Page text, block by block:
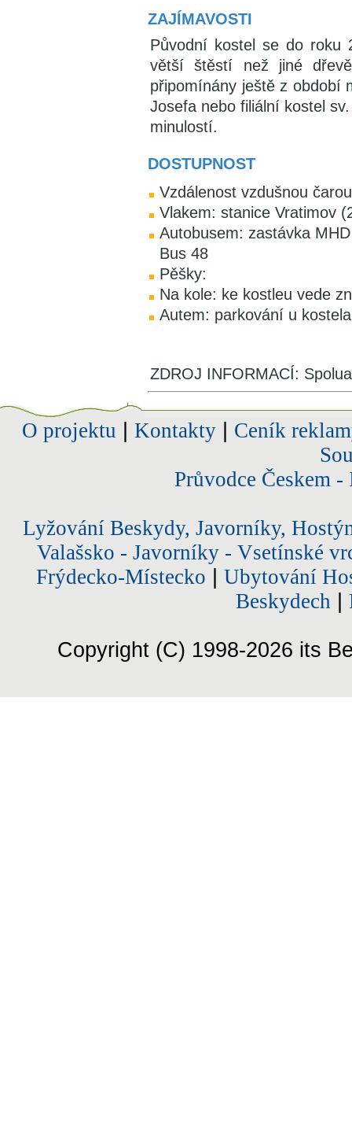
ZAJÍMAVOSTI
Původní kostel se do roku
větší štěstí než jiné
připomínány ještě z období
Josefa nebo filiální kostel
minulostí.
DOSTUPNOST
Vzdálenost vzdušnou
Vlakem: stanice Vratimov
Autobusem: zastávka
Bus 48
Pěšky:
Na kole: ke kostleu vede
Autem: parkování u kostela
ZDROJ INFORMACÍ:
O projektu Kontakty| Ceník
Průvodce Českem
Lyžování Beskydy, Javorníky,
Valašsko - Javorníky - Vsetínské
Frýdecko-Místecko
Ubytování
Beskydech
Copyright (C) 1998-2026 its